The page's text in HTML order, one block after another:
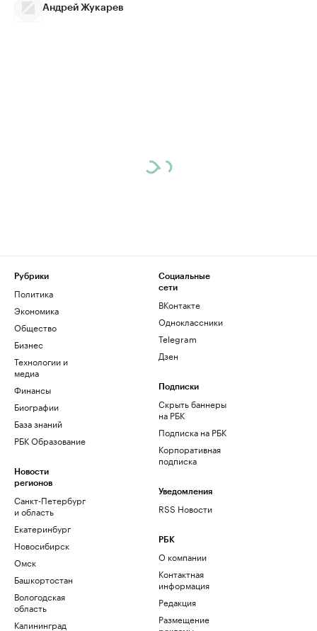
Андрей Жукарев
Рубрики
Политика
Экономика
Общество
Бизнес
Технологии и
медиа
Финансы
Биографии
База знаний
РБК Образование
Новости
регионов
Санкт-Петербург
и область
Екатеринбург
Новосибирск
Омск
Башкортостан
Вологодская
область
Калининград
Социальные
сети
ВКонтакте
Одноклассники
Telegram
Дзен
Подписки
Скрыть баннеры
на РБК
Подписка на РБК
Корпоративная
подписка
Уведомления
RSS Новости
РБК
О компании
Контактная
информация
Редакция
Размещение